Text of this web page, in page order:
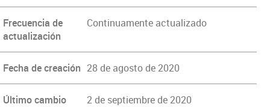
Frecuencia de
actualización
Continuamente actualizado
Fecha de creación 28 de agosto de 2020
Último cambio 2 de septiembre de 2020